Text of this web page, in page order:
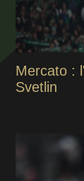
Mercato :
Svetlin